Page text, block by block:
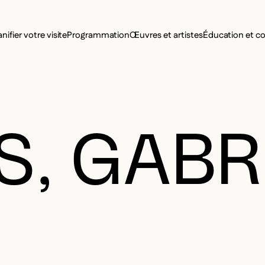
votre visiteProgrammationŒuvres et artistesÉducation et